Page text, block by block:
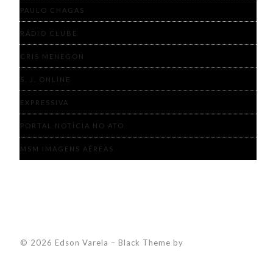
PAULO CHAGAS
RÁDIO CLUBE
CRIS MENEGON
S. J. ONLINE
EXPRESSIVA
PORTAL NOTÍCIA NO ATO
MSM IMAGENS AÉREAS
© 2026 Edson Varela – Black Theme by